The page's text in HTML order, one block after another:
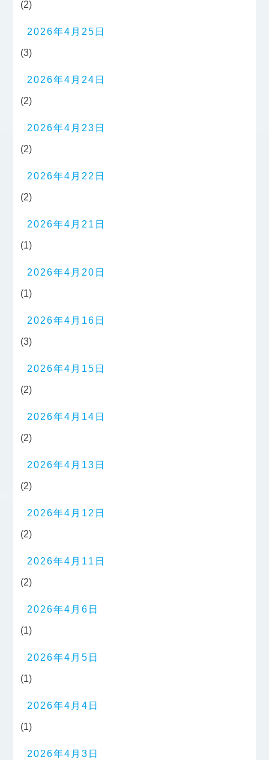
(2)
2026年4月25日
(3)
2026年4月24日
(2)
2026年4月23日
(2)
2026年4月22日
(2)
2026年4月21日
(1)
2026年4月20日
(1)
2026年4月16日
(3)
2026年4月15日
(2)
2026年4月14日
(2)
2026年4月13日
(2)
2026年4月12日
(2)
2026年4月11日
(2)
2026年4月6日
(1)
2026年4月5日
(1)
2026年4月4日
(1)
2026年4月3日